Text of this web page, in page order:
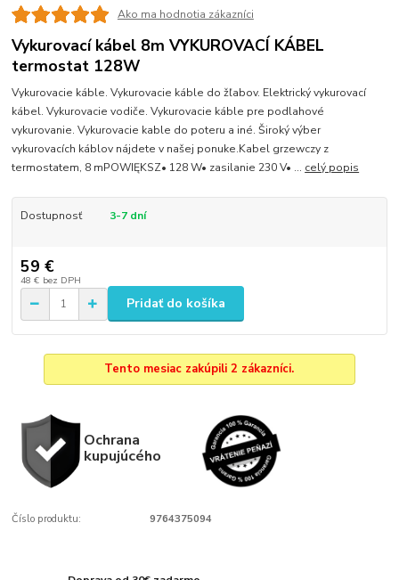
Ako ma hodnotia zákazníci
Vykurovací kábel 8m VYKUROVACÍ KÁBEL
termostat 128W
Vykurovacie káble. Vykurovacie káble do žľabov. Elektrický vykurovací
kábel. Vykurovacie vodiče. Vykurovacie káble pre podlahové
vykurovanie. Vykurovacie kable do poteru a iné. Široký výber
vykurovacích káblov nájdete v našej ponuke.Kabel grzewczy z
termostatem, 8 mPOWIĘKSZ• 128 W• zasilanie 230 V• ... celý popis
Dostupnosť 3-7 dní
59 €
48 € bez DPH
Pridať do košíka
Tento mesiac zakúpili 2 zákazníci.
Ochrana
kupujúcého
Číslo produktu: 9764375094